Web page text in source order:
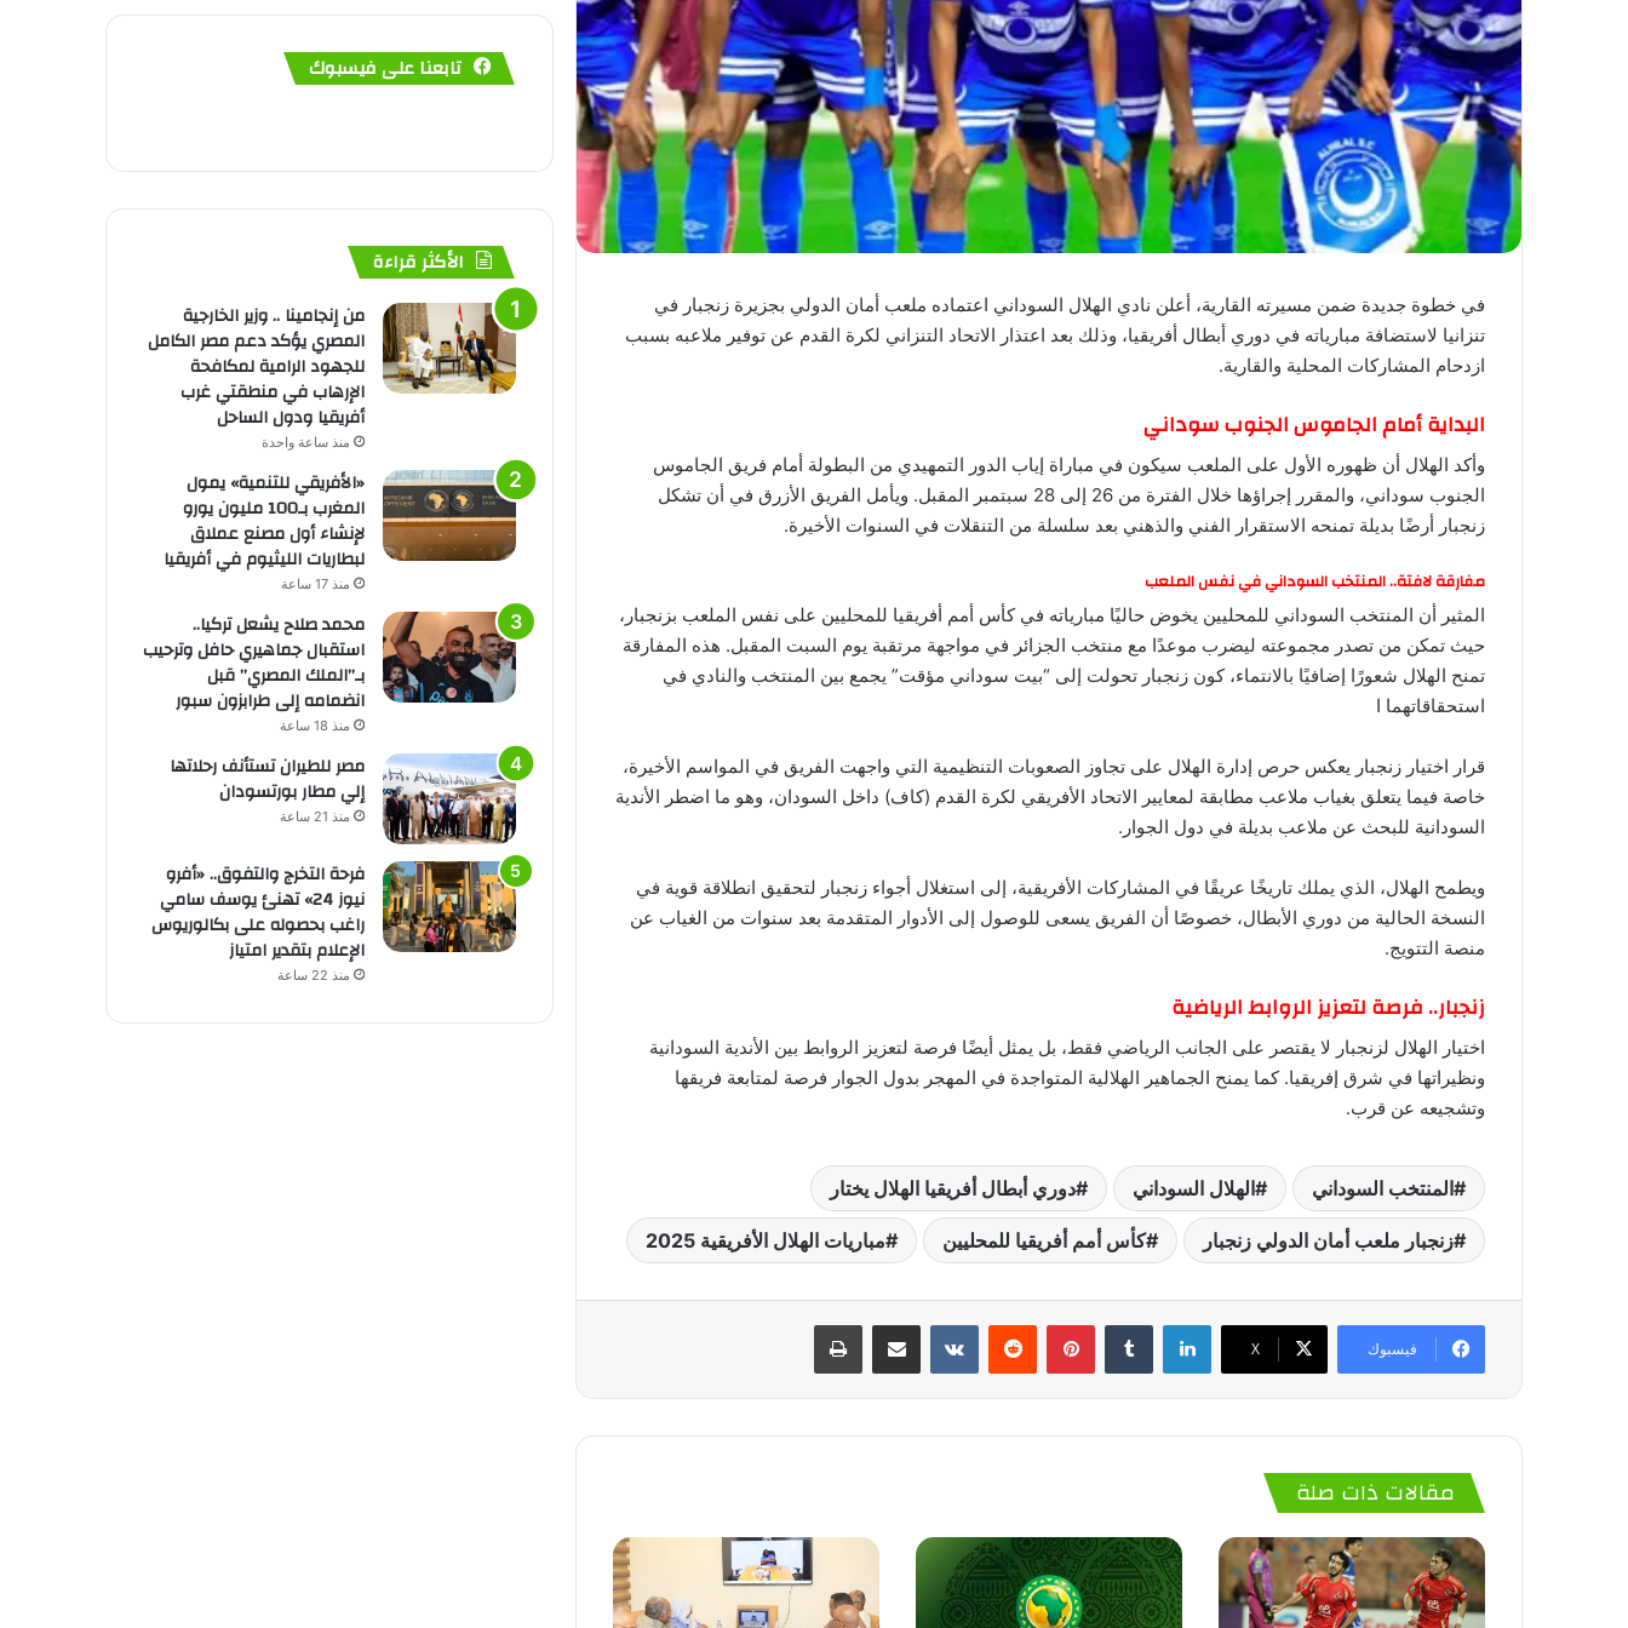
في خطوة جديدة ضمن مسيرته القارية، أعلن نادي الهلال السوداني اعتماده ملعب أمان الدولي بجزيرة زنجبار في
تنزانيا لاستضافة مبارياته في دوري أبطال أفريقيا، وذلك بعد اعتذار الاتحاد التنزاني لكرة القدم عن توفير ملاعبه بسبب
ازدحام المشاركات المحلية والقارية.
البداية أمام الجاموس الجنوب سوداني
وأكد الهلال أن ظهوره الأول على الملعب سيكون في مباراة إياب الدور التمهيدي من البطولة أمام فريق الجاموس
الجنوب سوداني، والمقرر إجراؤها خلال الفترة من 26 إلى 28 سبتمبر المقبل. ويأمل الفريق الأزرق في أن تشكل
زنجبار أرضًا بديلة تمنحه الاستقرار الفني والذهني بعد سلسلة من التنقلات في السنوات الأخيرة.
مفارقة لافتة.. المنتخب السوداني في نفس الملعب
المثير أن المنتخب السوداني للمحليين يخوض حاليًا مبارياته في كأس أمم أفريقيا للمحليين على نفس الملعب بزنجبار،
حيث تمكن من تصدر مجموعته ليضرب موعدًا مع منتخب الجزائر في مواجهة مرتقبة يوم السبت المقبل. هذه المفارقة
تمنح الهلال شعورًا إضافيًا بالانتماء، كون زنجبار تحولت إلى “بيت سوداني مؤقت” يجمع بين المنتخب والنادي في
استحقاقاتهما ا
قرار اختيار زنجبار يعكس حرص إدارة الهلال على تجاوز الصعوبات التنظيمية التي واجهت الفريق في المواسم الأخيرة،
خاصة فيما يتعلق بغياب ملاعب مطابقة لمعايير الاتحاد الأفريقي لكرة القدم (كاف) داخل السودان، وهو ما اضطر الأندية
السودانية للبحث عن ملاعب بديلة في دول الجوار.
ويطمح الهلال، الذي يملك تاريخًا عريقًا في المشاركات الأفريقية، إلى استغلال أجواء زنجبار لتحقيق انطلاقة قوية في
النسخة الحالية من دوري الأبطال، خصوصًا أن الفريق يسعى للوصول إلى الأدوار المتقدمة بعد سنوات من الغياب عن
منصة التتويج.
زنجبار.. فرصة لتعزيز الروابط الرياضية
اختيار الهلال لزنجبار لا يقتصر على الجانب الرياضي فقط، بل يمثل أيضًا فرصة لتعزيز الروابط بين الأندية السودانية
ونظيراتها في شرق إفريقيا. كما يمنح الجماهير الهلالية المتواجدة في المهجر بدول الجوار فرصة لمتابعة فريقها
وتشجيعه عن قرب.
المنتخب السوداني الهلال السوداني دوري أبطال أفريقيا الهلال يختار
زنجبار ملعب أمان الدولي زنجبار كأس أمم أفريقيا للمحليين مباريات الهلال الأفريقية 2025
فيسبوك ‫X
لينكدإن بينتيريست
مقالات ذات صلة
تابعنا على فيسبوك
الأكثر قراءة
من إنجامينا .. وزير الخارجية
المصري يؤكد دعم مصر الكامل
للجهود الرامية لمكافحة
الإرهاب في منطقتي غرب
أفريقيا ودول الساحل
منذ ساعة واحدة
«الأفريقي للتنمية» يمول
المغرب بـ100 مليون يورو
لإنشاء أول مصنع عملاق
لبطاريات الليثيوم في أفريقيا
منذ 17 ساعة
محمد صلاح يشعل تركيا..
استقبال جماهيري حافل وترحيب
بـ”الملك المصري” قبل
انضمامه إلى طرابزون سبور
منذ 18 ساعة
مصر للطيران تستأنف رحلاتها
إلي مطار بورتسودان
منذ 21 ساعة
فرحة التخرج والتفوق.. «أفرو
نيوز 24» تهنئ يوسف سامي
راغب بحصوله على بكالوريوس
الإعلام بتقدير امتياز
منذ 22 ساعة